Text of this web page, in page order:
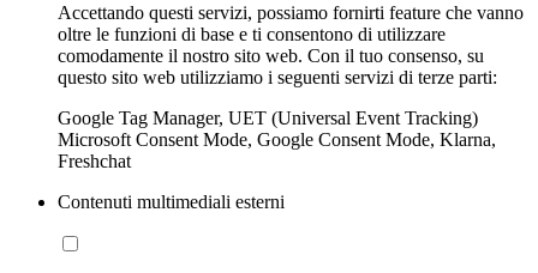
Accettando questi servizi, possiamo fornirti feature che vanno
oltre le funzioni di base e ti consentono di utilizzare
comodamente il nostro sito web. Con il tuo consenso, su
questo sito web utilizziamo i seguenti servizi di terze parti:
Google Tag Manager, UET (Universal Event Tracking)
Microsoft Consent Mode, Google Consent Mode, Klarna,
Freshchat
Contenuti multimediali esterni